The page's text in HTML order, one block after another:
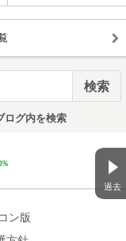
過去
ログ内を検索
ン版